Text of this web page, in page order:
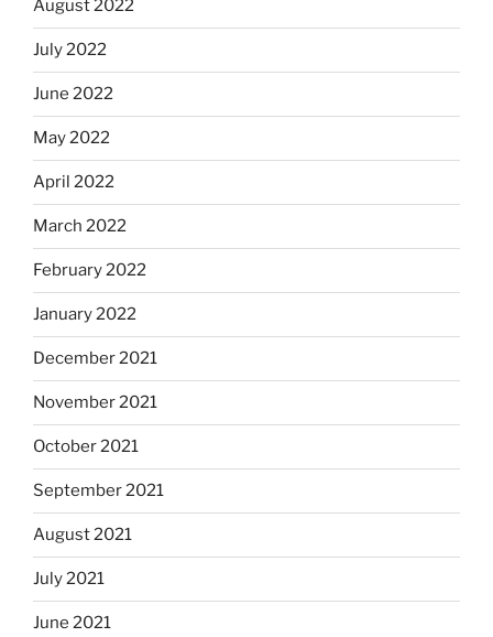
August 2022
July 2022
June 2022
May 2022
April 2022
March 2022
February 2022
January 2022
December 2021
November 2021
October 2021
September 2021
August 2021
July 2021
June 2021